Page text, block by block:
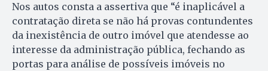
Nos autos consta a assertiva que “é inaplicável a
contratação direta se não há provas contundentes
da inexistência de outro imóvel que atendesse ao
interesse da administração pública, fechando as
portas para análise de possíveis imóveis no